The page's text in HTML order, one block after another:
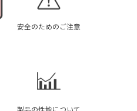
安全のためのご注意